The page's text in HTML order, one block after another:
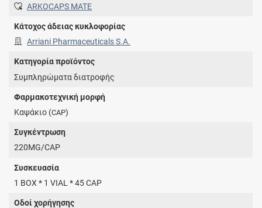
ARKOCAPS MATE
Κάτοχος άδειας κυκλοφορίας
Arriani Pharmaceuticals S.A.
Κατηγορία προϊόντος
Συμπληρώματα διατροφής
Φαρμακοτεχνική μορφή
Καψάκιο (CAP)
Συγκέντρωση
220MG/CAP
Συσκευασία
1 BOX * 1 VIAL * 45 CAP
Οδοί χορήγησης